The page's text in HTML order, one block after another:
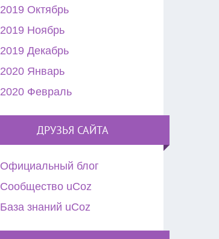
2019 Октябрь
2019 Ноябрь
2019 Декабрь
2020 Январь
2020 Февраль
ДРУЗЬЯ САЙТА
Официальный блог
Сообщество uCoz
База знаний uCoz